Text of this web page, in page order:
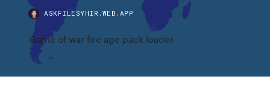
ASKFILESYHIR.WEB.APP
Game of war fire age pack loader